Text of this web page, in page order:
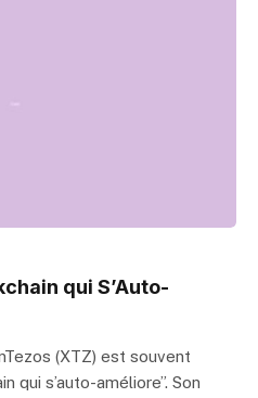
qui S’Auto-
(XTZ) est souvent
qui s’auto-améliore”. Son